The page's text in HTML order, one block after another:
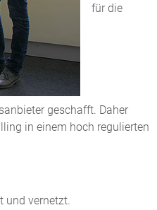
für die
geschafft. Daher
in einem hoch regulierten
und vernetzt.